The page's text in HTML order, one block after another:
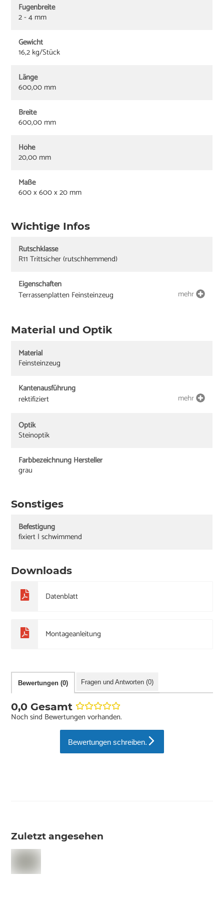
Fugenbreite
2 - 4 mm
Gewicht
16,2 kg/Stück
Länge
600,00 mm
Breite
600,00 mm
Höhe
20,00 mm
Maße
600 x 600 x 20 mm
Wichtige Infos
Rutschklasse
R11 Trittsicher (rutschhemmend)
Eigenschaften
Terrassenplatten Feinsteinzeug
mehr
Material und Optik
Material
Feinsteinzeug
Kantenausführung
rektifiziert
mehr
Optik
Steinoptik
Farbbezeichnung Hersteller
grau
Sonstiges
Befestigung
fixiert | schwimmend
Downloads
Datenblatt
Montageanleitung
Bewertungen (0) Fragen und Antworten (0)
0,0 Gesamt
Noch sind Bewertungen vorhanden.
Bewertungen schreiben.
Zuletzt angesehen